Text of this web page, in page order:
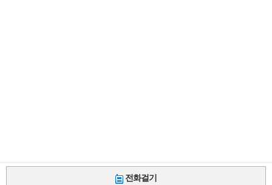
전화걸기